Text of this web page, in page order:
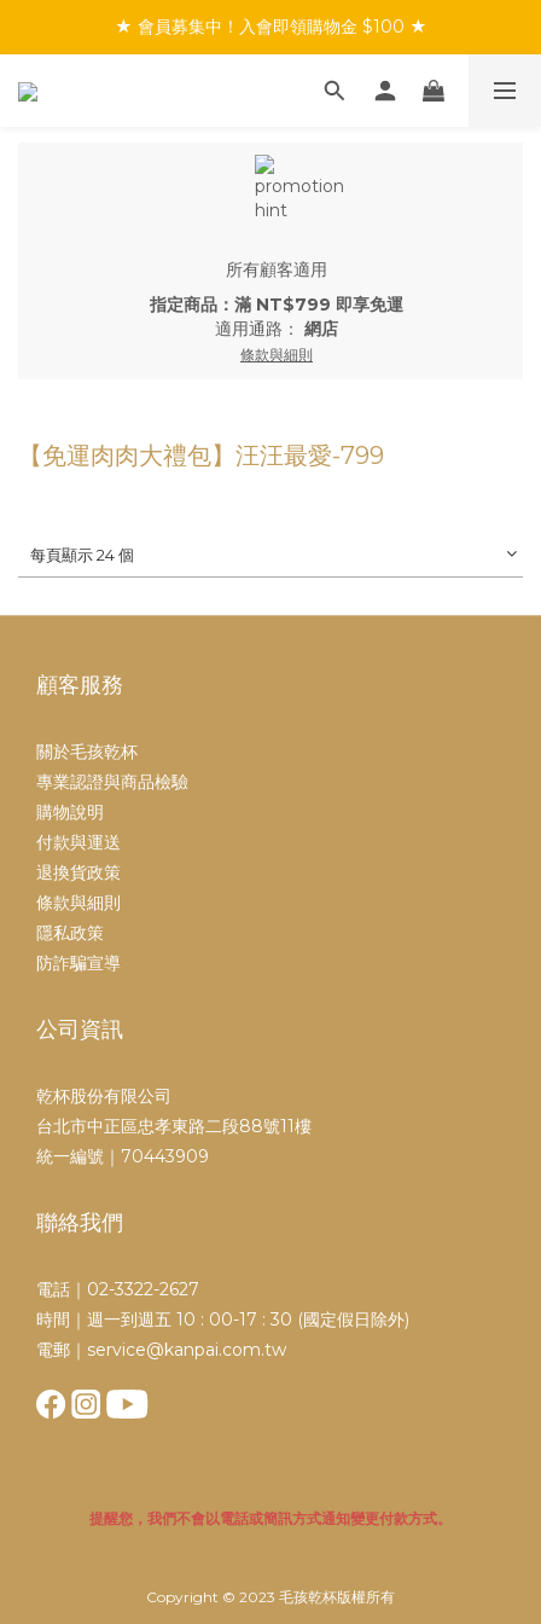
★ 會員募集中！入會即領購物金 $100 ★
★ 會員募集中！入會即領購物金 $100 ★
★ 滿$999免運／會員首購享免運 ★
所有顧客適用
指定商品：滿 NT$799 即享免運
適用通路： 網店
條款與細則
【免運肉肉大禮包】汪汪最愛-799
每頁顯示 24 個
顧客服務
關於毛孩乾杯
專業認證與商品檢驗
購物說明
付款與運送
退換貨政策
條款與細則
隱私政策
防詐騙宣導
公司資訊
乾杯股份有限公司
台北市中正區忠孝東路二段88號11樓
統一編號｜70443909
聯絡我們
電話｜02-3322-2627
時間｜週一到週五 10 : 00-17 : 30 (國定假日除外)
電郵｜service@kanpai.com.tw
提醒您，我們不會以電話或簡訊方式通知變更付款方式。
Copyright © 2023 毛孩乾杯版權所有